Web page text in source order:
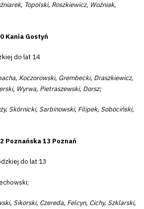
Topolski, Roszkiewicz, Woźniak,
Kania Gostyń
do lat 14
Koczorowski, Grembecki, Draszkiewicz,
Wyrwa, Pietraszewski, Dorsz;
Skórnicki, Sarbinowski, Filipek, Sobociński,
Poznańska 13 Poznań
do lat 13
Sikorski, Czereda, Felcyn, Cichy, Szklarski,